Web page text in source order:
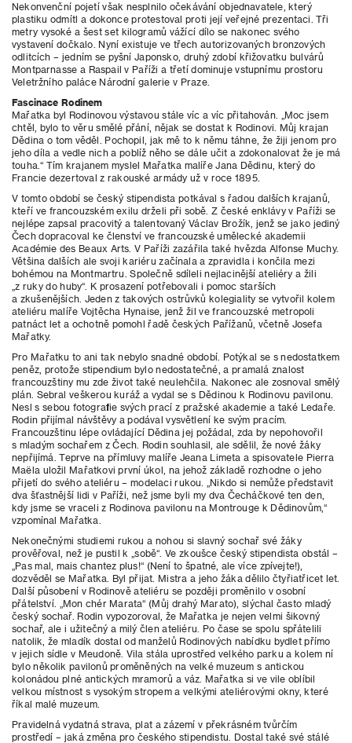
Nekonvenční pojetí však nesplnilo očekávání objednavatele, který
plastiku odmítl a dokonce protestoval proti její veřejné prezentaci. Tři
metry vysoké a šest set kilogramů vážící dílo se nakonec svého
vystavení dočkalo. Nyní existuje ve třech autorizovaných bronzových
odlitcích – jedním se pyšní Japonsko, druhý zdobí křižovatku bulvárů
Montparnasse a Raspail v Paříži a třetí dominuje vstupnímu prostoru
Veletržního paláce Národní galerie v Praze.
Fascinace Rodinem
Mařatka byl Rodinovou výstavou stále víc a víc přitahován. „Moc jsem
chtěl, bylo to věru smělé přání, nějak se dostat k Rodinovi. Můj krajan
Dědina o tom věděl. Pochopil, jak mě to k němu táhne, že žiji jenom pro
jeho díla a vedle nich a poblíž něho se dále učit a zdokonalovat že je má
touha.“ Tím krajanem myslel Mařatka malíře Jana Dědinu, který do
Francie dezertoval z rakouské armády už v roce 1895.
V tomto období se český stipendista potkával s řadou dalších krajanů,
kteří ve francouzském exilu drželi při sobě. Z české enklávy v Paříži se
nejlépe zapsal pracovitý a talentovaný Václav Brožík, jenž se jako jediný
Čech dopracoval ke členství ve francouzské umělecké akademii
Académie des Beaux Arts. V Paříži zazářila také hvězda Alfonse Muchy.
Většina dalších ale svoji kariéru začínala a zpravidla i končila mezi
bohémou na Montmartru. Společně sdíleli nejlacinější ateliéry a žili
„z ruky do huby“. K prosazení potřebovali i pomoc starších
a zkušenějších. Jeden z takových ostrůvků kolegiality se vytvořil kolem
ateliéru malíře Vojtěcha Hynaise, jenž žil ve francouzské metropoli
patnáct let a ochotně pomohl řadě českých Pařížanů, včetně Josefa
Mařatky.
Pro Mařatku to ani tak nebylo snadné období. Potýkal se s nedostatkem
peněz, protože stipendium bylo nedostatečné, a pramalá znalost
francouzštiny mu zde život také neulehčila. Nakonec ale zosnoval smělý
plán. Sebral veškerou kuráž a vydal se s Dědinou k Rodinovu pavilonu.
Nesl s sebou fotografie svých prací z pražské akademie a také Ledaře.
Rodin přijímal návštěvy a podával vysvětlení ke svým pracím.
Francouzštinu lépe ovládající Dědina jej požádal, zda by nepohovořil
s mladým sochařem z Čech. Rodin souhlasil, ale sdělil, že nové žáky
nepřijímá. Teprve na přímluvy malíře Jeana Limeta a spisovatele Pierra
Maëla uložil Mařatkovi první úkol, na jehož základě rozhodne o jeho
přijetí do svého ateliéru – modelaci rukou. „Nikdo si nemůže představit
dva šťastnější lidi v Paříži, než jsme byli my dva Čecháčkové ten den,
kdy jsme se vraceli z Rodinova pavilonu na Montrouge k Dědinovům,“
vzpomínal Mařatka.
Nekonečnými studiemi rukou a nohou si slavný sochař své žáky
prověřoval, než je pustil k „sobě“. Ve zkoušce český stipendista obstál –
„Pas mal, mais chantez plus!“ (Není to špatné, ale více zpívejte!),
dozvěděl se Mařatka. Byl přijat. Mistra a jeho žáka dělilo čtyřiatřicet let.
Další působení v Rodinově ateliéru se později proměnilo v osobní
přátelství. „Mon chér Marata“ (Můj drahý Marato), slýchal často mladý
český sochař. Rodin vypozoroval, že Mařatka je nejen velmi šikovný
sochař, ale i užitečný a milý člen ateliéru. Po čase se spolu spřátelili
natolik, že mladík dostal od manželů Rodinových nabídku bydlet přímo
v jejich sídle v Meudoně. Vila stála uprostřed velkého parku a kolem ní
bylo několik pavilonů proměněných na velké muzeum s antickou
kolonádou plné antických mramorů a váz. Mařatka si ve vile oblíbil
velkou místnost s vysokým stropem a velkými ateliérovými okny, které
říkal malé muzeum.
Pravidelná vydatná strava, plat a zázemí v překrásném tvůrčím
prostředí – jaká změna pro českého stipendistu. Dostal také své stálé